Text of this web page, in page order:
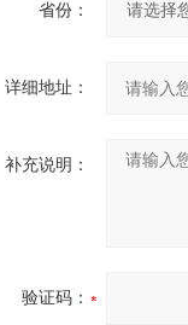
省份：
详细地址：
补充说明：
验证码：